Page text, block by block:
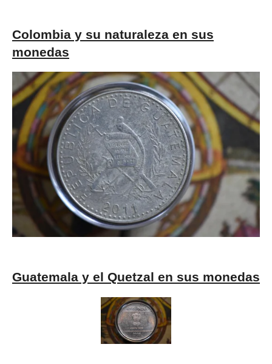
Colombia y su naturaleza en sus
monedas
Guatemala y el Quetzal en sus monedas